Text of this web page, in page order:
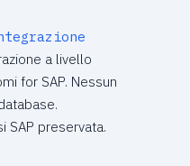
a livello
for SAP. Nessun
SAP preservata.